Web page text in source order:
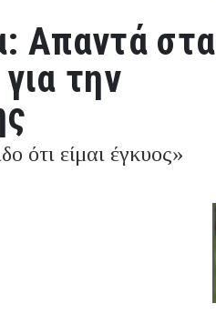
Απαντά στα
την
ότι είμαι έγκυος»